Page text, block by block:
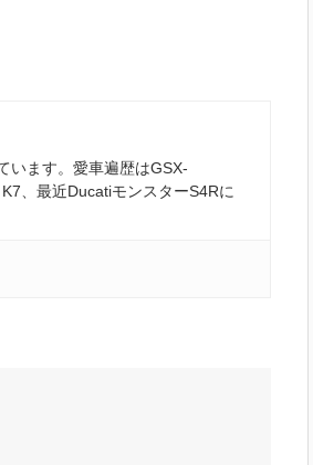
います。愛車遍歴はGSX-
、最近DucatiモンスターS4Rに